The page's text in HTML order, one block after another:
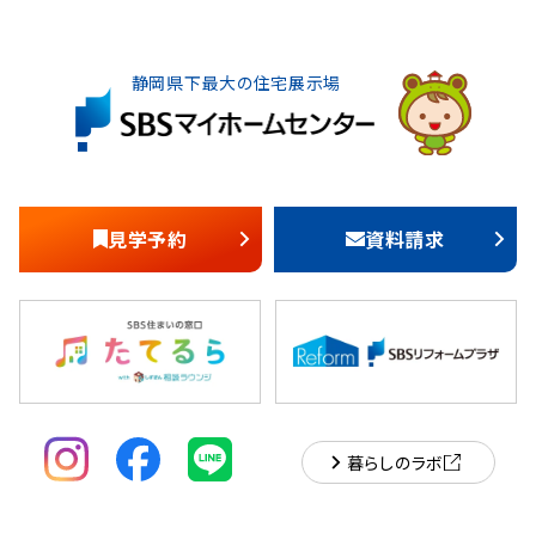
静岡県下最大の住宅展示場
見学予約 資料請求
暮らしのラボ